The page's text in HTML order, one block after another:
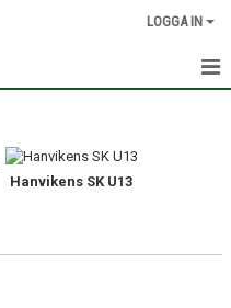
LOGGA IN
Hanvikens SK U13